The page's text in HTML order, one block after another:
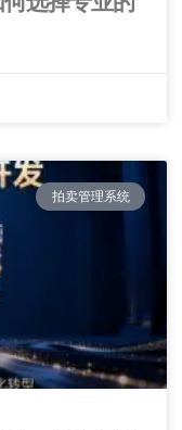
拍卖管理系统